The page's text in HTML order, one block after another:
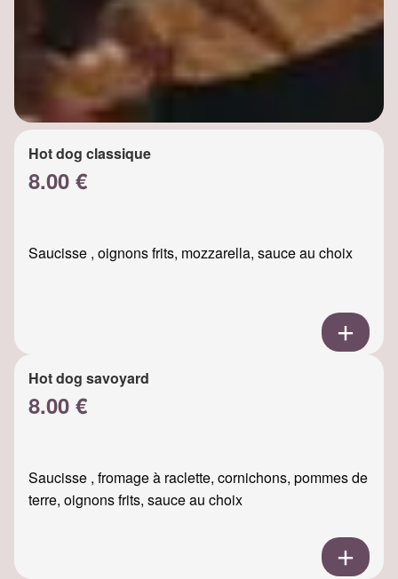
Hot dog classique
8.00 €
Saucisse , oignons frits, mozzarella, sauce au choix
Hot dog savoyard
8.00 €
Saucisse , fromage à raclette, cornichons, pommes de
terre, oignons frits, sauce au choix